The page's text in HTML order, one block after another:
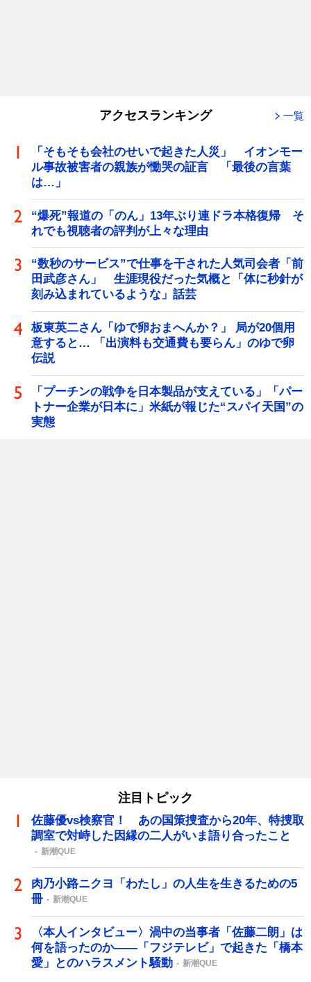
アクセスランキング 一覧
「そもそも会社のせいで起きた人災」 イオンモー
ル事故被害者の親族が慟哭の証言 「最後の言葉
は…」
“爆死”報道の「のん」13年ぶり連ドラ本格復帰 そ
れでも視聴者の評判が上々な理由
“数秒のサービス”で仕事を干された人気司会者「前
田武彦さん」 生涯現役だった気概と「体に秒針が
刻み込まれているような」話芸
板東英二さん「ゆで卵おまへんか？」 局が20個用
意すると… 「出演料も交通費も要らん」のゆで卵
伝説
「プーチンの戦争を日本製品が支えている」「パー
トナー企業が日本に」米紙が報じた“スパイ天国”の
実態
注目トピック
佐藤優vs検察官！ あの国策捜査から20年、特捜取
調室で対峙した因縁の二人がいま語り合ったこと
新潮QUE
肉乃小路ニクヨ「わたし」の人生を生きるための5
冊
新潮QUE
〈本人インタビュー〉渦中の当事者「佐藤二朗」は
何を語ったのか――「フジテレビ」で起きた「橋本
愛」とのハラスメント騒動
新潮QUE